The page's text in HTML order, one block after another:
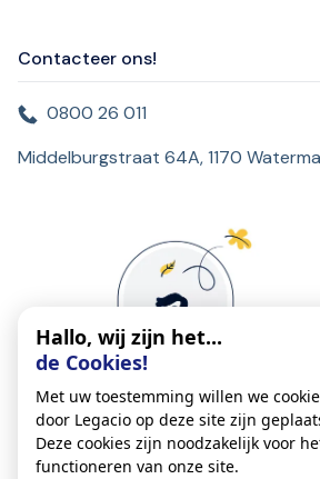
Contacteer ons!
0800 26 011
Middelburgstraat 64A, 1170
Hallo, wij zijn het...
de Cookies!
Met uw toestemming willen we
door Legacio op deze site zijn
Deze cookies zijn noodzakelijk voor
functioneren van onze site.